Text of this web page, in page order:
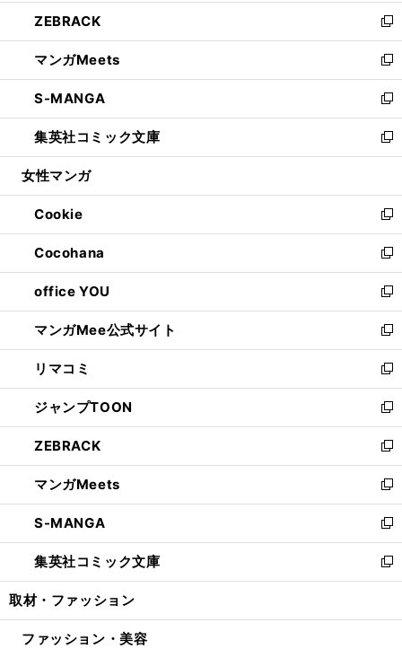
く
で
開
く
ン
ド
ウ
で
開
く
ウ
ィ
ン
ド
ウ
で
開
く
し
い
ウ
ィ
ン
ド
ウ
で
開
ZEBRACK
新
し
い
ウ
ィ
ン
ド
ウ
開
く
マンガMeets
新
し
い
ウ
ィ
ン
ウ
で
開
く
S-MANGA
新
し
い
ウ
ン
ド
ウ
で
開
く
集英社コミック文庫
新
し
ウ
ィ
ン
ド
ウ
で
開
く
女性マンガ
Cookie
新
し
い
ウ
ィ
ン
ド
ウ
で
開
く
Cocohana
新
し
い
ウ
ィ
ン
ド
ウ
で
開
く
office YOU
新
し
い
ウ
ィ
ン
ド
ウ
で
開
く
マンガMee公式サイト
新
し
い
ウ
ィ
ン
ド
ウ
で
開
く
リマコミ
新
し
い
ウ
ィ
ン
ド
ウ
で
開
く
ジャンプTOON
新
し
い
ウ
ィ
ン
ド
ウ
で
開
ZEBRACK
新
し
い
ウ
ィ
ン
ド
ウ
開
マンガMeets
新
し
い
ウ
ィ
ン
ウ
S-MANGA
新
し
い
ウ
ン
集英社コミック文庫
新
し
ウ
取材・ファッション
ファッション・美容